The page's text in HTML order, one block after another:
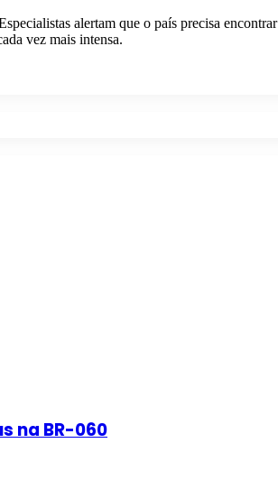
alertam que o país precisa
vez mais intensa.
na BR-060